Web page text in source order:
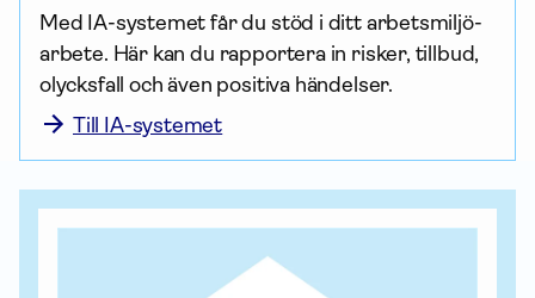
Med IA-systemet får du stöd i ditt arbets­miljö­
arbete. Här kan du rapportera in risker, tillbud,
olycksfall och även positiva händelser.
Till IA-systemet